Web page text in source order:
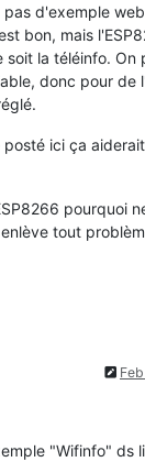
pas d'exemple
bon, mais
soit la téléinfo. On
donc pour de
ici ça
pourquoi
tout
"Wifinfo" ds